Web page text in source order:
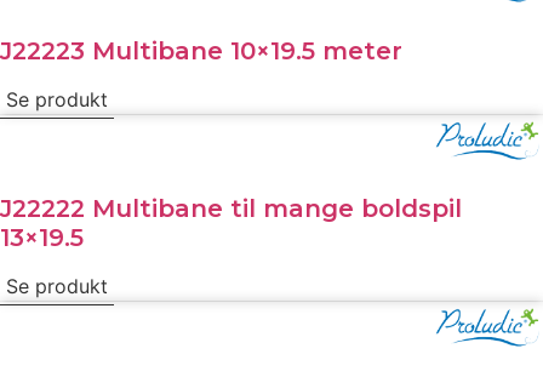
J22223 Multibane 10×19.5 meter
Se produkt
J22222 Multibane til mange boldspil
13×19.5
Se produkt